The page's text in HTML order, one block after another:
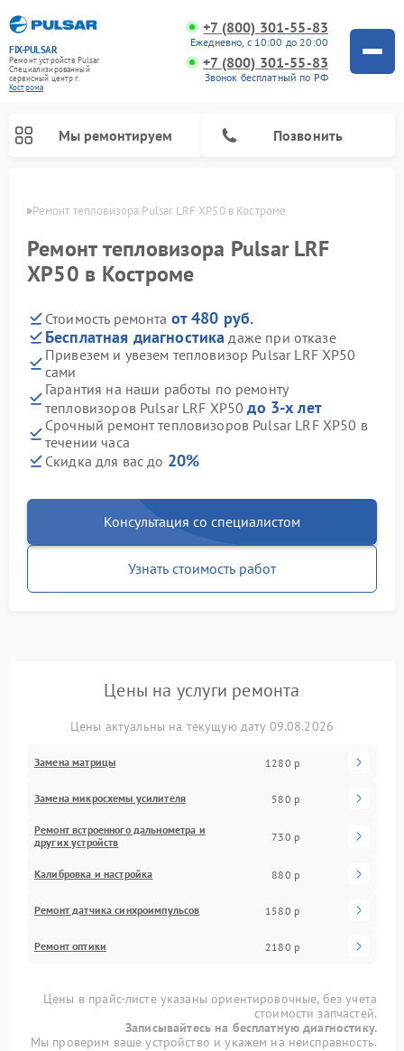
FIX-PULSAR
Ремонт устройств Pulsar
Специализированный
cервисный центр г.
Кострома
+7 (800) 301-55-83
Ежедневно, с 10:00 до 20:00
+7 (800) 301-55-83
Звонок бесплатный по РФ
Мы ремонтируем Позвонить
Ремонт тепловизора Pulsar LRF XP50 в Костроме
Ремонт тепловизора Pulsar LRF
XP50 в Костроме
Стоимость ремонта от 480 руб.
Бесплатная диагностика даже при отказе
Привезем и увезем тепловизор Pulsar LRF XP50
сами
Гарантия на наши работы по ремонту
тепловизоров Pulsar LRF XP50до 3-х лет
Срочный ремонт тепловизоров Pulsar LRF XP50 в
течении часа
Скидка для вас до 20%
Консультация со специалистом
Узнать стоимость работ
Цены на услуги ремонта
Цены актуальны на текущую дату 09.08.2026
Замена матрицы 1280 р
Замена микросхемы усилителя 580 р
Ремонт встроенного дальнометра и
других устройств
730 р
Калибровка и настройка 880 р
Ремонт датчика синхроимпульсов 1580 р
Ремонт оптики 2180 р
Цены в прайс-листе указаны ориентировочные, без учета
стоимости запчастей.
Записывайтесь на бесплатную диагностику.
Мы проверим ваше устройство и укажем на неисправность.